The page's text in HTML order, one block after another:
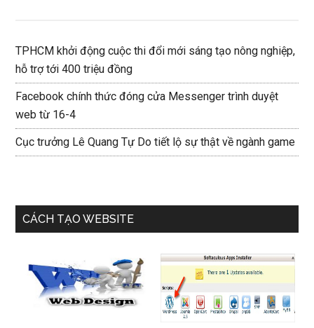
TPHCM khởi động cuộc thi đổi mới sáng tạo nông nghiệp,
hỗ trợ tới 400 triệu đồng
Facebook chính thức đóng cửa Messenger trình duyệt
web từ 16-4
Cục trưởng Lê Quang Tự Do tiết lộ sự thật về ngành game
CÁCH TẠO WEBSITE